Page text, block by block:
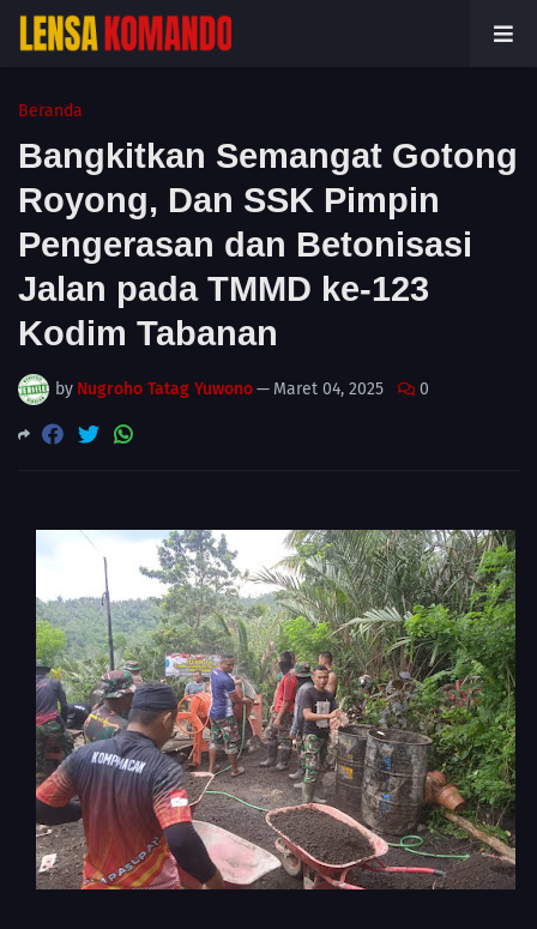
Beranda
Bangkitkan Semangat Gotong
Royong, Dan SSK Pimpin
Pengerasan dan Betonisasi
Jalan pada TMMD ke-123
Kodim Tabanan
by Nugroho Tatag Yuwono— Maret 04, 2025 0